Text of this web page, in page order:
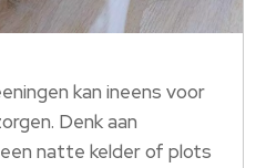
kan ineens voor
Denk aan
natte kelder of plots